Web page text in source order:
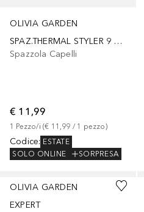
OLIVIA GARDEN
SPAZ.THERMAL STYLER 9 FILE
Spazzola Capelli
€ 11,99
1 Pezzo/i (€ 11,99 / 1 pezzo)
Codice: ESTATE
SOLO ONLINE
SORPRESA
OLIVIA GARDEN
EXPERT